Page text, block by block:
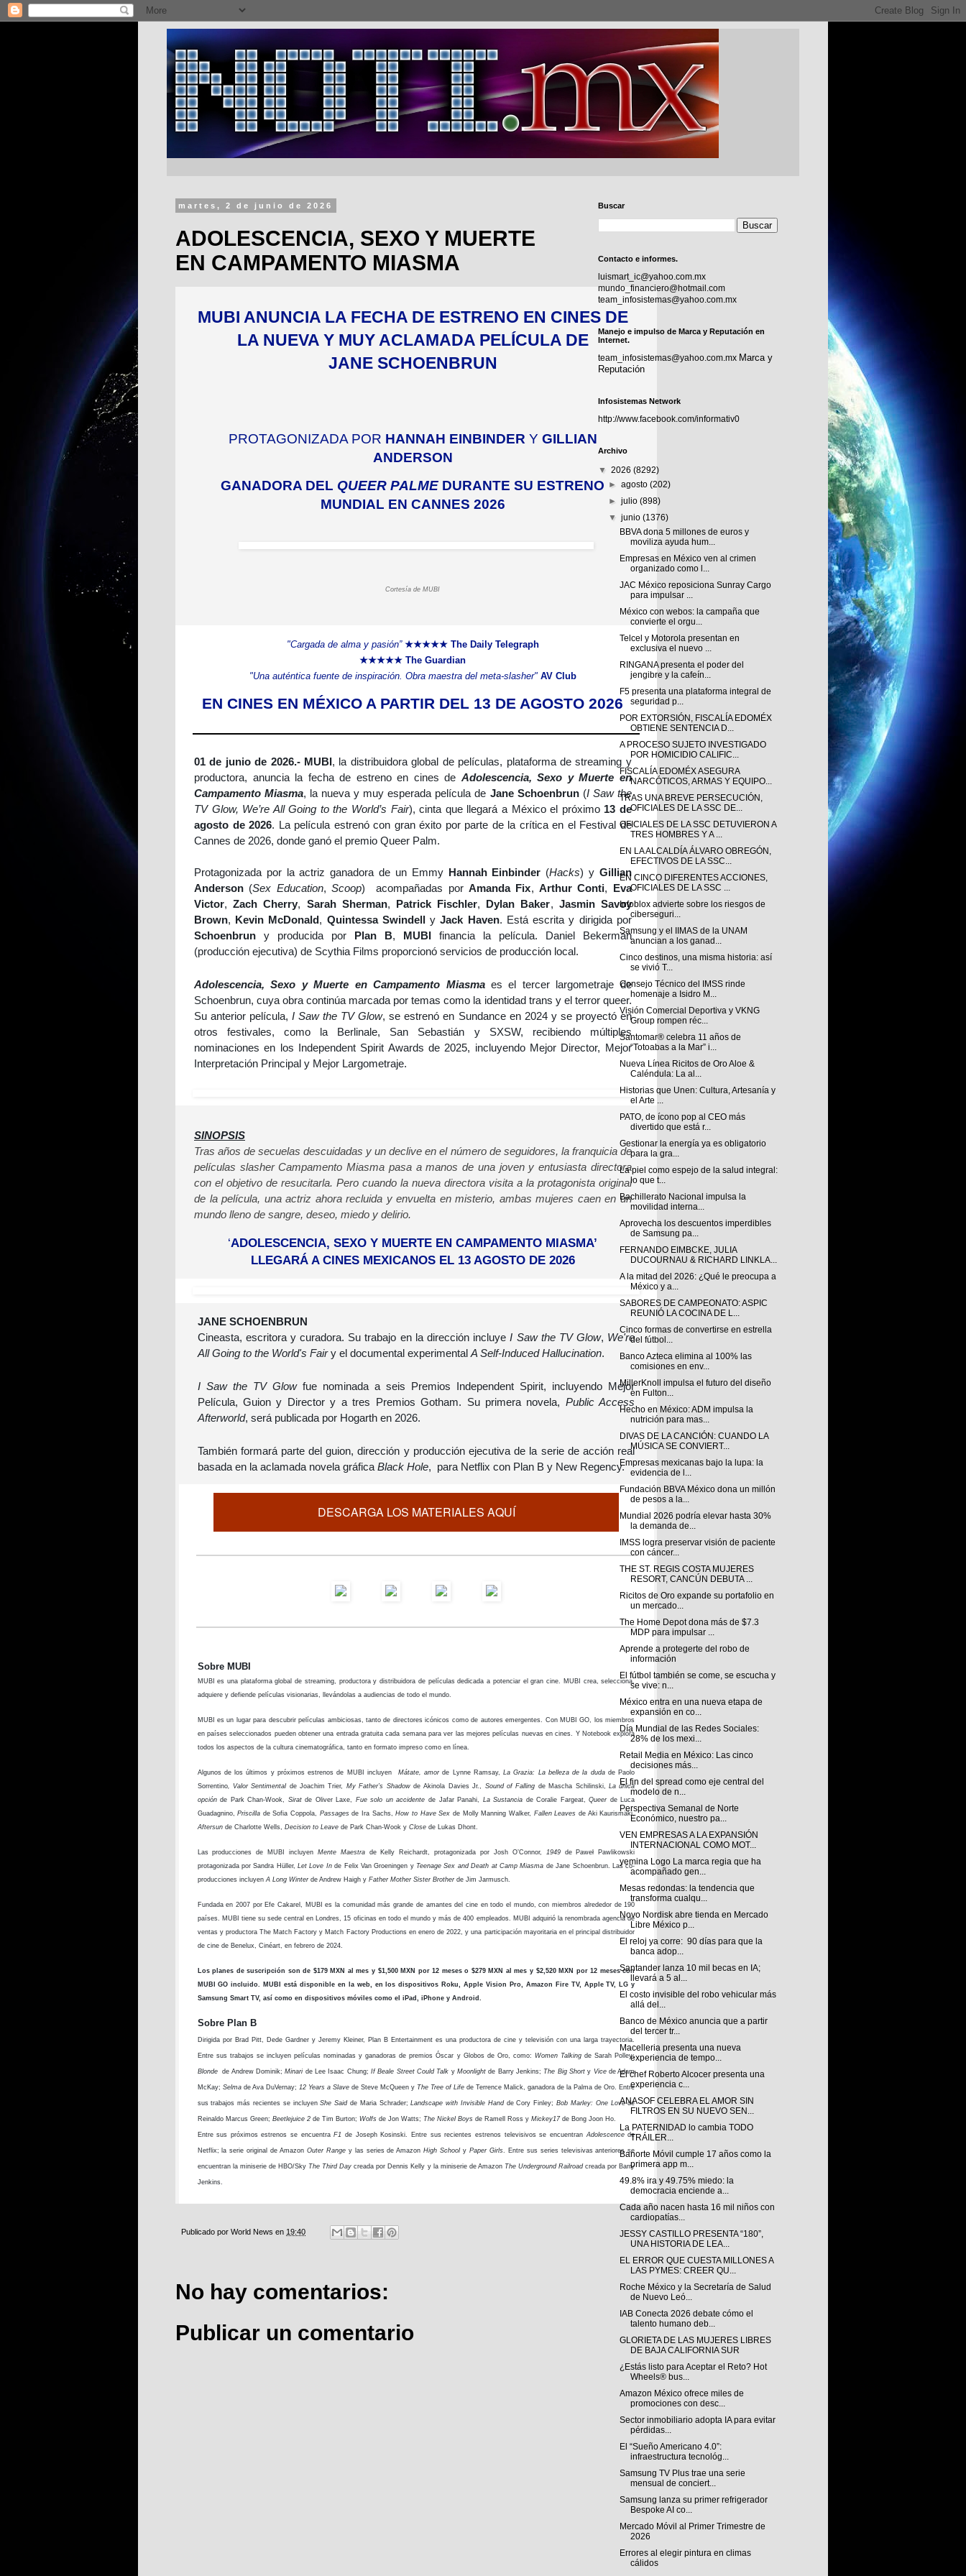
martes, 2 de junio de 2026
ADOLESCENCIA, SEXO Y MUERTE
EN CAMPAMENTO MIASMA
MUBI ANUNCIA LA FECHA DE ESTRENO EN CINES DE
LA NUEVA Y MUY ACLAMADA PELÍCULA DE
JANE SCHOENBRUN
PROTAGONIZADA POR HANNAH EINBINDER Y GILLIAN
ANDERSON
GANADORA DEL QUEER PALME DURANTE SU ESTRENO
MUNDIAL EN CANNES 2026
Cortesía de MUBI
"Cargada de alma y pasión”★★★★★ The Daily Telegraph
★★★★★ The Guardian
"Una auténtica fuente de inspiración. Obra maestra del meta-slasher" AV Club
EN CINES EN MÉXICO A PARTIR DEL 13 DE AGOSTO 2026
01 de junio de 2026.- MUBI , la distribuidora global de películas, plataforma de streaming y
productora, anuncia la fecha de estreno en cines de Adolescencia, Sexo y Muerte en
Campamento Miasma, la nueva y muy esperada película de Jane Schoenbrun (I Saw the
TV Glow, We’re All Going to the World’s Fair), cinta que llegará a México el próximo 13 de
agosto de 2026. La película estrenó con gran éxito por parte de la crítica en el Festival de
Cannes de 2026, donde ganó el premio Queer Palm.
Protagonizada por la actriz ganadora de un EmmyHannah Einbinder (Hacks) y Gillian
Anderson (Sex Education,Scoop) acompañadas porAmanda Fix, Arthur Conti,
Eva
Victor,Zach Cherry, Sarah Sherman, Patrick Fischler, Dylan Baker, Jasmin Savoy
Brown, Kevin McDonald , Quintessa SwindellyJack Haven. Está escrita y dirigida por
Schoenbrun y producida por Plan B, MUBI
financia la película. Daniel Bekerman
(producción ejecutiva) de Scythia Films proporcionó servicios de producción local.
Adolescencia, Sexo y Muerte en Campamento Miasmaes el tercer largometraje de
Schoenbrun, cuya obra continúa marcada por temas como la identidad trans y el terror queer.
Su anterior película,I Saw the TV Glow, se estrenó en Sundance en 2024 y se proyectó en
otros festivales, como la Berlinale, San Sebastián y SXSW, recibiendo múltiples
nominaciones en los Independent Spirit Awards de 2025, incluyendo Mejor Director, Mejor
Interpretación Principal y Mejor Largometraje.
SINOPSIS
Tras años de secuelas descuidadas y un declive en el número de seguidores, la franquicia de
películas slasher Campamento Miasma pasa a manos de una joven y entusiasta directora
con el objetivo de resucitarla. Pero cuando la nueva directora visita a la protagonista original
de la película, una actriz ahora recluida y envuelta en misterio, ambas mujeres caen en un
mundo lleno de sangre, deseo, miedo y delirio.
‘ADOLESCENCIA, SEXO Y MUERTE EN CAMPAMENTO MIASMA’
LLEGARÁ A CINES MEXICANOS EL 13 AGOSTO DE 2026
JANE SCHOENBRUN
Cineasta, escritora y curadora. Su trabajo en la dirección incluyeI Saw the TV Glow, We're
All Going to the World's Fairy el documental experimental A Self-Induced Hallucination.
I Saw the TV Glowfue nominada a seis Premios Independent Spirit, incluyendo Mejor
Película, Guion y Director y a tres Premios Gotham. Su primera novela, Public Access
Afterworld, será publicada por Hogarth en 2026.
También formará parte del guion, dirección y producción ejecutiva de la serie de acción real
basada en la aclamada novela gráficaBlack Hole, para Netflix con Plan B y New Regency.
DESCARGA LOS MATERIALES AQUÍ
Sobre MUBI
MUBI es una plataforma global de streaming, productora y distribuidora de películas dedicada a potenciar el gran cine. MUBI crea, selecciona,
adquiere y defiende películas visionarias, llevándolas a audiencias de todo el mundo.
MUBI es un lugar para descubrir películas ambiciosas, tanto de directores icónicos como de autores emergentes. Con MUBI GO, los miembros
en países seleccionados pueden obtener una entrada gratuita cada semana para ver las mejores películas nuevas en cines. Y Notebook explora
todos los aspectos de la cultura cinematográfica, tanto en formato impreso como en línea.
Algunos de los últimos y próximos estrenos de MUBI incluyen Mátate, amorde Lynne Ramsay,La Grazia: La belleza de la dudade Paolo
Sorrentino, Valor Sentimental de Joachim Trier, My Father’s Shadowde Akinola Davies Jr., Sound of Falling de Mascha Schilinski, La única
opciónde Park Chan-Wook, Siratde Oliver Laxe, Fue solo un accidente de Jafar Panahi, La Sustancia de Coralie Fargeat,Queerde Luca
Guadagnino,Priscilla de Sofia Coppola, Passagesde Ira Sachs,How to Have Sexde Molly Manning Walker, Fallen Leaves de Aki Kaurismäki,
Aftersunde Charlotte Wells, Decision to Leave de Park Chan-Wook y Close de Lukas Dhont.
Las producciones de MUBI incluyen Mente Maestra de Kelly Reichardt, protagonizada por Josh O’Connor, 1949 de Paweł Pawlikowski
protagonizada por Sandra Hüller,Let Love Inde Felix Van Groeningen y Teenage Sex and Death at Camp Miasma de Jane Schoenbrun. Las co-
producciones incluyen A Long Winter de Andrew Haigh y Father Mother Sister Brother de Jim Jarmusch.
Fundada en 2007 por Efe Cakarel, MUBI es la comunidad más grande de amantes del cine en todo el mundo, con miembros alrededor de 190
países. MUBI tiene su sede central en Londres, 15 oficinas en todo el mundo y más de 400 empleados. MUBI adquirió la renombrada agencia de
ventas y productora The Match Factory y Match Factory Productions en enero de 2022, y una participación mayoritaria en el principal distribuidor
de cine de Benelux, Cinéart, en febrero de 2024.
Los planes de suscripción son de $179 MXN al mes y $1,500 MXN por 12 meses o $279 MXN al mes y $2,520 MXN por 12 meses con
MUBI GO incluido. MUBI está disponible en la web, en los dispositivos Roku, Apple Vision Pro, Amazon Fire TV, Apple TV, LG y
Samsung Smart TV, así como en dispositivos móviles como el iPad, iPhone y Android.
SobrePlan B
Dirigida por Brad Pitt, Dede Gardner y Jeremy Kleiner, Plan B Entertainment es una productora de cine y televisión con una larga trayectoria.
Entre sus trabajos se incluyen películas nominadas y ganadoras de premios Óscar y Globos de Oro, como: Women Talkingde Sarah Polley;
Blondede Andrew Dominik;Minari de Lee Isaac Chung; If Beale Street Could Talk y Moonlightde Barry Jenkins; The Big Shorty Vicede Adam
McKay; Selmade Ava DuVernay; 12 Years a Slavede Steve McQueen y The Tree of Life de Terrence Malick, ganadora de la Palma de Oro. Entre
sus trabajos más recientes se incluyenShe Saidde Maria Schrader;Landscape with Invisible Handde Cory Finley;Bob Marley: One Lovede
Reinaldo Marcus Green; Beetlejuice 2 de Tim Burton; Wolfs de Jon Watts; The Nickel Boys de Ramell Ross y Mickey17de Bong Joon Ho.
Entre sus próximos estrenos se encuentraF1 de Joseph Kosinski. Entre sus recientes estrenos televisivos se encuentran Adolescencede
Netflix; la serie original de Amazon Outer Rangey las series de AmazonHigh Schooly Paper Girls . Entre sus series televisivas anteriores se
encuentran la miniserie de HBO/Sky The Third Day creada por Dennis Kelly y la miniserie de Amazon The Underground Railroadcreada por Barry
Jenkins.
Publicado por World News en 19:40
No hay comentarios:
Publicar un comentario
Buscar
Contacto e informes.
luismart_ic@yahoo.com.mx
mundo_financiero@hotmail.com
team_infosistemas@yahoo.com.mx
Manejo e impulso de Marca y Reputación en
Internet.
team_infosistemas@yahoo.com.mx Marca y
Reputación
Infosistemas Network
http://www.facebook.com/informativ0
Archivo
▼ 2026 (8292)
►agosto(202)
►julio(898)
▼junio(1376)
BBVA dona 5 millones de euros y
moviliza ayuda hum...
Empresas en México ven al crimen
organizado como l...
JAC México reposiciona Sunray Cargo
para impulsar ...
México con webos: la campaña que
convierte el orgu...
Telcel y Motorola presentan en
exclusiva el nuevo ...
RINGANA presenta el poder del
jengibre y la cafeín...
F5 presenta una plataforma integral de
seguridad p...
POR EXTORSIÓN, FISCALÍA EDOMÉX
OBTIENE SENTENCIA D...
A PROCESO SUJETO INVESTIGADO
POR HOMICIDIO CALIFIC...
FISCALÍA EDOMÉX ASEGURA
NARCÓTICOS, ARMAS Y EQUIPO...
TRAS UNA BREVE PERSECUCIÓN,
OFICIALES DE LA SSC DE...
OFICIALES DE LA SSC DETUVIERON A
TRES HOMBRES Y A ...
EN LA ALCALDÍA ÁLVARO OBREGÓN,
EFECTIVOS DE LA SSC...
EN CINCO DIFERENTES ACCIONES,
OFICIALES DE LA SSC ...
Infoblox advierte sobre los riesgos de
ciberseguri...
Samsung y el IIMAS de la UNAM
anuncian a los ganad...
Cinco destinos, una misma historia: así
se vivió T...
Consejo Técnico del IMSS rinde
homenaje a Isidro M...
Visión Comercial Deportiva y VKNG
Group rompen réc...
Santomar® celebra 11 años de
“Totoabas a la Mar” i...
Nueva Línea Ricitos de Oro Aloe &
Caléndula: La al...
Historias que Unen: Cultura, Artesanía y
el Arte ...
PATO, de ícono pop al CEO más
divertido que está r...
Gestionar la energía ya es obligatorio
para la gra...
La piel como espejo de la salud integral:
lo que t...
Bachillerato Nacional impulsa la
movilidad interna...
Aprovecha los descuentos imperdibles
de Samsung pa...
FERNANDO EIMBCKE, JULIA
DUCOURNAU & RICHARD LINKLA...
A la mitad del 2026: ¿Qué le preocupa a
México y a...
SABORES DE CAMPEONATO: ASPIC
REUNIÓ LA COCINA DE L...
Cinco formas de convertirse en estrella
del fútbol...
Banco Azteca elimina al 100% las
comisiones en env...
MillerKnoll impulsa el futuro del diseño
en Fulton...
Hecho en México: ADM impulsa la
nutrición para mas...
DIVAS DE LA CANCIÓN: CUANDO LA
MÚSICA SE CONVIERT...
Empresas mexicanas bajo la lupa: la
evidencia de l...
Fundación BBVA México dona un millón
de pesos a la...
Mundial 2026 podría elevar hasta 30%
la demanda de...
IMSS logra preservar visión de paciente
con cáncer...
THE ST. REGIS COSTA MUJERES
RESORT, CANCÚN DEBUTA ...
Ricitos de Oro expande su portafolio en
un mercado...
The Home Depot dona más de $7.3
MDP para impulsar ...
Aprende a protegerte del robo de
información
El fútbol también se come, se escucha y
se vive: n...
México entra en una nueva etapa de
expansión en co...
Día Mundial de las Redes Sociales:
28% de los mexi...
Retail Media en México: Las cinco
decisiones más...
El fin del spread como eje central del
modelo de n...
Perspectiva Semanal de Norte
Económico, nuestro pa...
VEN EMPRESAS A LA EXPANSIÓN
INTERNACIONAL COMO MOT...
yemina Logo La marca regia que ha
acompañado gen...
Mesas redondas: la tendencia que
transforma cualqu...
Novo Nordisk abre tienda en Mercado
Libre México p...
El reloj ya corre: 90 días para que la
banca adop...
Santander lanza 10 mil becas en IA;
llevará a 5 al...
El costo invisible del robo vehicular más
allá del...
Banco de México anuncia que a partir
del tercer tr...
Macelleria presenta una nueva
experiencia de tempo...
El chef Roberto Alcocer presenta una
experiencia c...
ANASOF CELEBRA EL AMOR SIN
FILTROS EN SU NUEVO SEN...
La PATERNIDAD lo cambia TODO
TRÁILER...
Banorte Móvil cumple 17 años como la
primera app m...
49.8% ira y 49.75% miedo: la
democracia enciende a...
Cada año nacen hasta 16 mil niños con
cardiopatías...
JESSY CASTILLO PRESENTA “180”,
UNA HISTORIA DE LEA...
EL ERROR QUE CUESTA MILLONES A
LAS PYMES: CREER QU...
Roche México y la Secretaría de Salud
de Nuevo Leó...
IAB Conecta 2026 debate cómo el
talento humano deb...
GLORIETA DE LAS MUJERES LIBRES
DE BAJA CALIFORNIA SUR
¿Estás listo para Aceptar el Reto? Hot
Wheels® bus...
Amazon México ofrece miles de
promociones con desc...
Sector inmobiliario adopta IA para evitar
pérdidas...
El “Sueño Americano 4.0”:
infraestructura tecnológ...
Samsung TV Plus trae una serie
mensual de conciert...
Samsung lanza su primer refrigerador
Bespoke AI co...
Mercado Móvil al Primer Trimestre de
2026
Errores al elegir pintura en climas
cálidos